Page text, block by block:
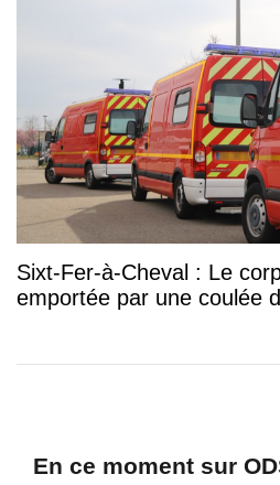
Sixt-Fer-à-Cheval : Le
emportée par une coulée
En ce moment sur